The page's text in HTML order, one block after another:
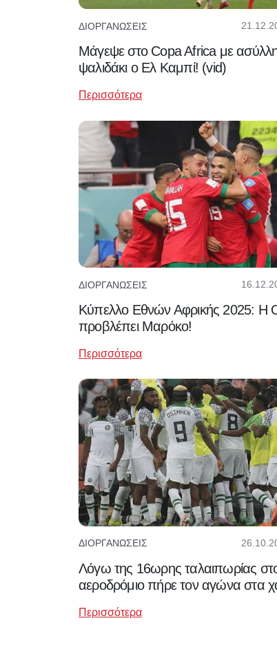
ΔΙΟΡΓΑΝΏΣΕΙΣ
Μάγεψε στο Copa Africa με
ψαλιδάκι o Ελ Καμπί! (vid)
Περισσότερα
ΔΙΟΡΓΑΝΏΣΕΙΣ
Κύπελλο Εθνών Αφρικής 2025: Η
προβλέπει Μαρόκο!
Περισσότερα
ΔΙΟΡΓΑΝΏΣΕΙΣ
Λόγω της 16ωρης ταλαιπωρίας
αεροδρόμιο πήρε τον αγώνα στα
Περισσότερα